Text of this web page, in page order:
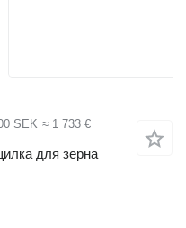
SEK ≈ 1 733 €
для зерна